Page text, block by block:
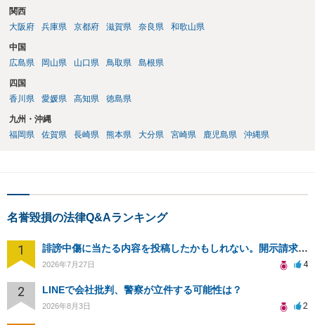
関西
大阪府
兵庫県 京都府 滋賀県 奈良県 和歌山県
中国
広島県
岡山県 山口県 鳥取県 島根県
四国
香川県
愛媛県 高知県 徳島県
九州・沖縄
福岡県
佐賀県 長崎県 熊本県 大分県 宮崎県 鹿児島県 沖縄県
名誉毀損の法律Q&Aランキング
1 誹謗中傷に当たる内容を投稿したかもしれない。開示請求や民事刑事裁判に発展しうるのか教えて欲しい。
2026年7月27日 4
2 LINEで会社批判、警察が立件する可能性は？
2026年8月3日 2